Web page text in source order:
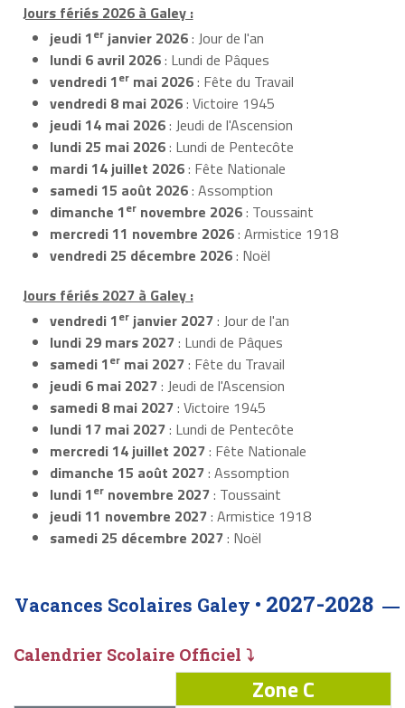
Jours fériés 2026 à Galey :
jeudi 1er janvier 2026: Jour de l'an
lundi 6 avril 2026: Lundi de Pâques
vendredi 1er mai 2026: Fête du Travail
vendredi 8 mai 2026: Victoire 1945
jeudi 14 mai 2026: Jeudi de l'Ascension
lundi 25 mai 2026: Lundi de Pentecôte
mardi 14 juillet 2026: Fête Nationale
samedi 15 août 2026: Assomption
dimanche 1er novembre 2026: Toussaint
mercredi 11 novembre 2026: Armistice 1918
vendredi 25 décembre 2026: Noël
Jours fériés 2027 à Galey :
vendredi 1er janvier 2027: Jour de l'an
lundi 29 mars 2027: Lundi de Pâques
samedi 1er mai 2027: Fête du Travail
jeudi 6 mai 2027: Jeudi de l'Ascension
samedi 8 mai 2027: Victoire 1945
lundi 17 mai 2027: Lundi de Pentecôte
mercredi 14 juillet 2027: Fête Nationale
dimanche 15 août 2027: Assomption
lundi 1er novembre 2027: Toussaint
jeudi 11 novembre 2027: Armistice 1918
samedi 25 décembre 2027: Noël
Vacances Scolaires Galey • 2027-2028
Calendrier Scolaire Officiel ⤵
Zone C